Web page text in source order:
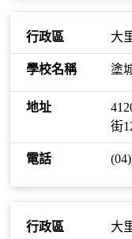
大
塗
街
大